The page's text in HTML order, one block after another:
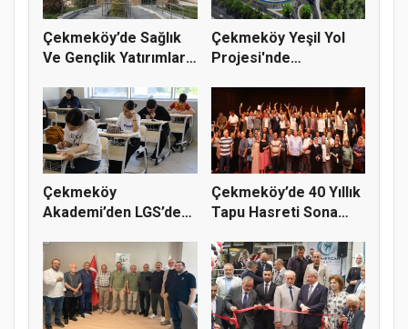
Çekmeköy’de Sağlık
Ve Gençlik Yatırımları
Çekmeköy Yeşil Yol
Projesi'nde
Çekmeköy
Akademi’den LGS’de
Çekmeköy’de 40 Yıllık
Tapu Hasreti Sona